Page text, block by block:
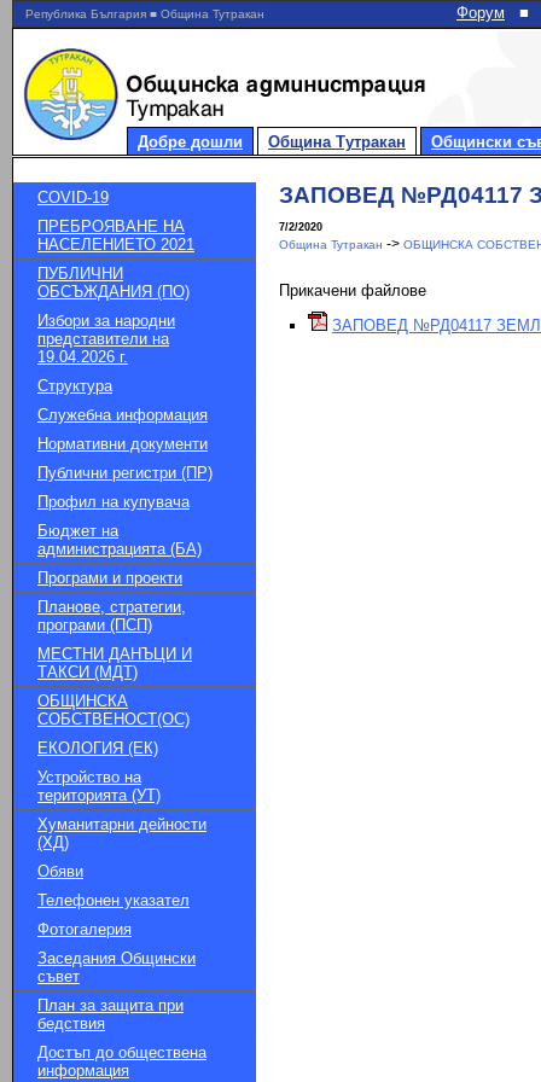
Република България ■ Община Тутракан Форум ■
Добре дошли Община Тутракан Общински
COVID-19
ПРЕБРОЯВАНЕ НА
НАСЕЛЕНИЕТО 2021
ПУБЛИЧНИ
ОБСЪЖДАНИЯ (ПО)
Избори за народни
представители на
19.04.2026 г.
Структура
Служебна информация
Нормативни документи
Публични регистри (ПР)
Профил на купувача
Бюджет на
администрацията (БА)
Програми и проекти
Планове, стратегии,
програми (ПСП)
МЕСТНИ ДАНЪЦИ И
ТАКСИ (МДТ)
ОБЩИНСКА
СОБСТВЕНОСТ(ОС)
ЕКОЛОГИЯ (ЕК)
Устройство на
територията (УТ)
Хуманитарни дейности
(ХД)
Обяви
Телефонен указател
Фотогалерия
Заседания Общински
съвет
План за защита при
бедствия
Достъп до обществена
информация
ЗАПОВЕД №РД04117
7/2/2020
Община Тутракан -> ОБЩИНСКА
Прикачени файлове
ЗАПОВЕД №РД04117